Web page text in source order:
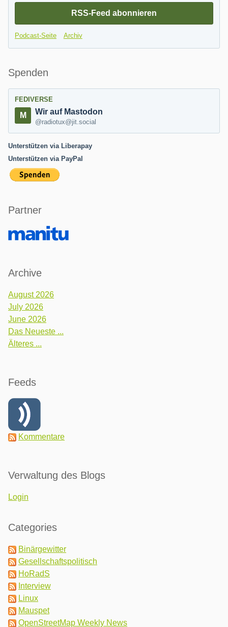
RSS-Feed abonnieren
Podcast-Seite Archiv
Spenden
FEDIVERSE
Wir auf Mastodon
@radiotux@jit.social
Unterstützen via Liberapay
Unterstützen via PayPal
Partner
Archive
August 2026
July 2026
June 2026
Das Neueste ...
Älteres ...
Feeds
Kommentare
Verwaltung des Blogs
Login
Categories
Binärgewitter
Gesellschaftspolitisch
HoRadS
Interview
Linux
Mauspet
OpenStreetMap Weekly News